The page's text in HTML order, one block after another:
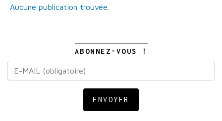
Aucune publication trouvée.
ABONNEZ-VOUS !
ENVOYER